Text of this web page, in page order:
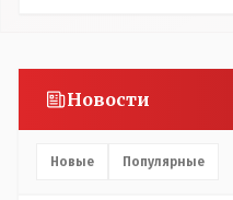
Новости
Новые Популярные